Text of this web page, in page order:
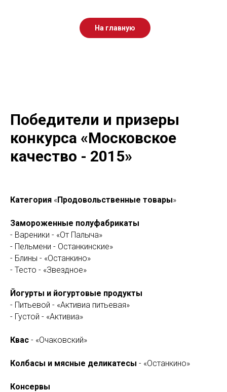
На главную
Победители и призеры
конкурса «Московское
качество - 2015»
Категория «Продовольственные товары»
Замороженные полуфабрикаты
- Вареники - «От Палыча»
- Пельмени - Останкинские»
- Блины - «Останкино»
- Тесто - «Звездное»
Йогурты и йогуртовые продукты
- Питьевой - «Активиа питьевая»
- Густой - «Активиа»
Квас - «Очаковский»
Колбасы и мясные деликатесы - «Останкино»
Консервы